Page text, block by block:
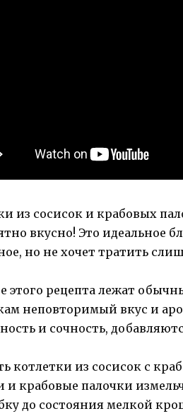
из сосисок и крабовых
вкусно! Это идеальное
но не хочет тратить
этого рецепта лежат
неповторимый вкус и
и сочность,
котлетки из сосисок с
и крабовые палочки
до состояния мелкой